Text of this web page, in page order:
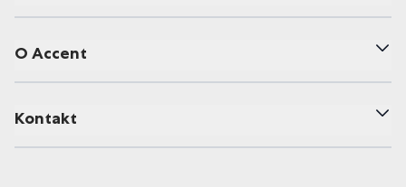
O Accent
Kontakt